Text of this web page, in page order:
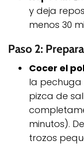
y deja
menos 30
Paso 2:
Cocer el
la pechuga
pizca de
minutos).
trozos